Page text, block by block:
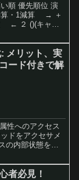
順 優先順位 演
算・1減算 → ＋
← ２ ()(キャス
メリット、実
ード付きで解
性へのアクセス
ドをアクセサメ
の内部状態を隠
す。
者必見！